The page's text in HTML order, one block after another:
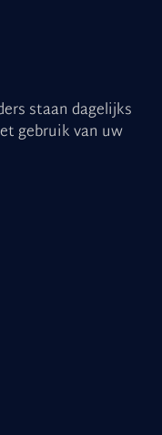
staan dagelijks
gebruik van uw